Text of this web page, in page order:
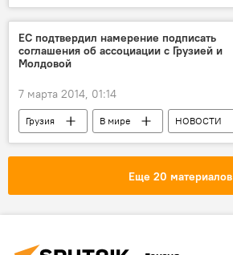
ЕС подтвердил намерение подписать
соглашения об ассоциации с Грузией и
Молдовой
7 марта 2014, 01:14
Грузия В мире НОВОСТИ
Еще 20 материалов